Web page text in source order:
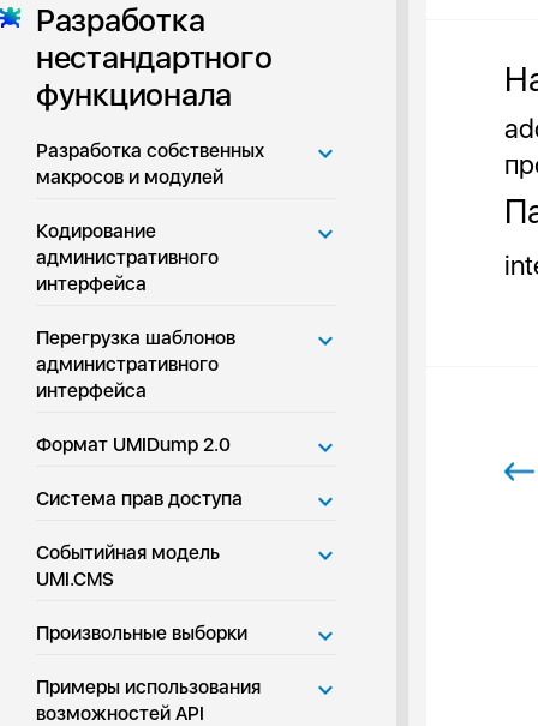
Разработка
нестандартного
функционала
Разработка собственных
макросов и модулей
Кодирование
административного
интерфейса
Перегрузка шаблонов
административного
интерфейса
Формат UMIDump 2.0
Система прав доступа
Событийная модель
UMI.CMS
Произвольные выборки
Примеры использования
возможностей API